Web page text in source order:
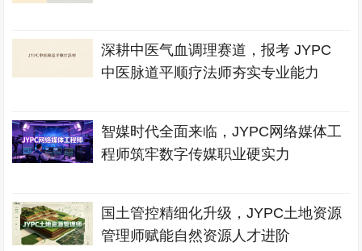
深耕中医气血调理赛道，报考 JYPC
中医脉道平顺疗法师夯实专业能力
智媒时代全面来临，JYPC网络媒体工
程师筑牢数字传媒职业硬实力
国土管控精细化升级，JYPC土地资源
管理师赋能自然资源人才进阶